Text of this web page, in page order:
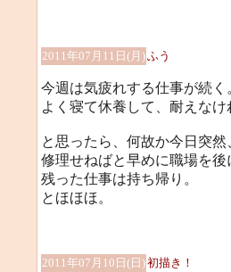
2011年07月11日(月)ふう
今週は気疲れする仕事が続く
よく寝て休養して、耐えな
と思ったら、何故か今日突
修理せねばと早めに職場を後
残った仕事は持ち帰り。
とほほほ。
2011年07月10日(日)初描き！